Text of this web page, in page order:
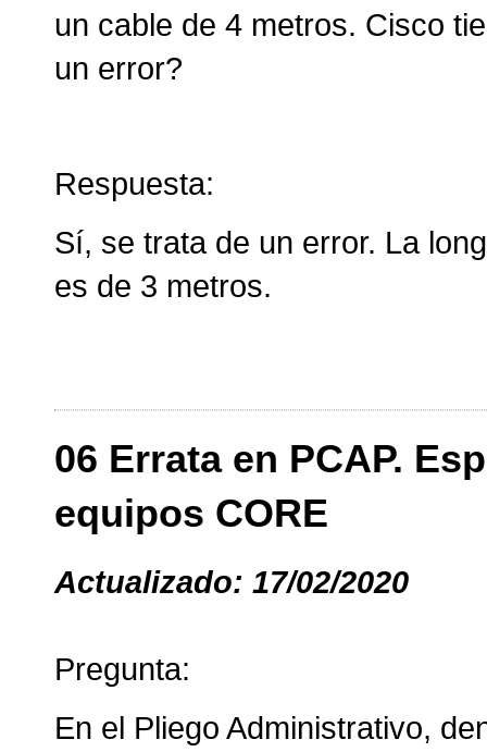
un cable de 4 metros. Cisco
un error?
Respuesta:
Sí, se trata de un error. La
es de 3 metros.
06 Errata en PCAP.
equipos CORE
Actualizado: 17/02/2020
Pregunta:
En el Pliego Administrativo,